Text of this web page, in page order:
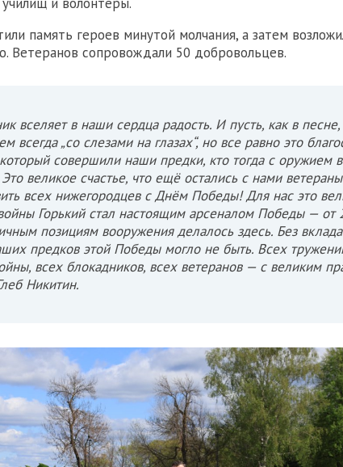
память героев минутой молчания, а затем
Ветеранов сопровождали 50 добровольцев.
вселяет в наши сердца радость. И пусть, как в
всегда „со слезами на глазах“, но все равно это
совершили наши предки, кто тогда с оружием
великое счастье, что ещё остались с нами
всех нижегородцев с Днём Победы! Для нас это
Горький стал настоящим арсеналом Победы — от
позициям вооружения делалось здесь. Без
предков этой Победы могло не быть. Всех
всех блокадников, всех ветеранов — с великим
Никитин.